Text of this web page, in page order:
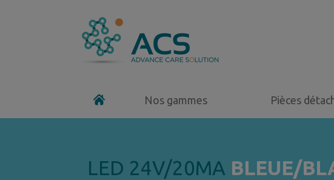
Nos gammes Pièces
LED 24V/20MA BLEUE/